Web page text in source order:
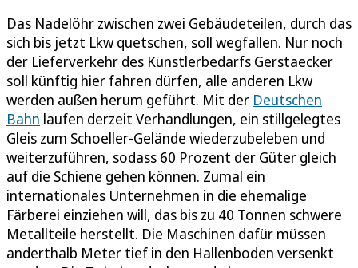
Das Nadelöhr zwischen zwei Gebäudeteilen, durch das
sich bis jetzt Lkw quetschen, soll wegfallen. Nur noch
der Lieferverkehr des Künstlerbedarfs Gerstaecker
soll künftig hier fahren dürfen, alle anderen Lkw
werden außen herum geführt. Mit der Deutschen
Bahn laufen derzeit Verhandlungen, ein stillgelegtes
Gleis zum Schoeller-Gelände wiederzubeleben und
weiterzuführen, sodass 60 Prozent der Güter gleich
auf die Schiene gehen können. Zumal ein
internationales Unternehmen in die ehemalige
Färberei einziehen will, das bis zu 40 Tonnen schwere
Metallteile herstellt. Die Maschinen dafür müssen
anderthalb Meter tief in den Hallenboden versenkt